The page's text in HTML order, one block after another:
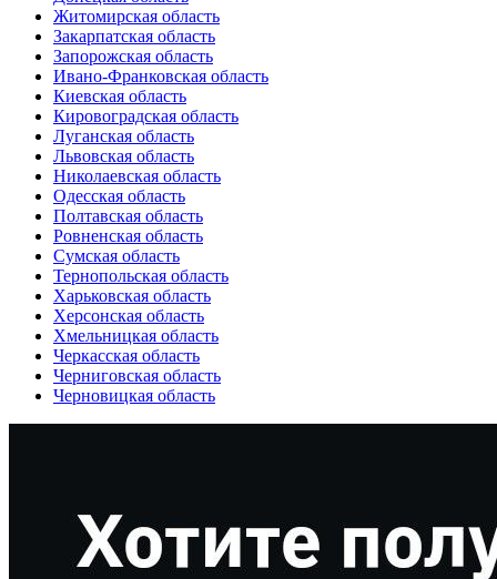
Житомирская область
Закарпатская область
Запорожская область
Ивано-Франковская область
Киевская область
Кировоградская область
Луганская область
Львовская область
Николаевская область
Одесская область
Полтавская область
Ровненская область
Сумская область
Тернопольская область
Харьковская область
Херсонская область
Хмельницкая область
Черкасская область
Черниговская область
Черновицкая область